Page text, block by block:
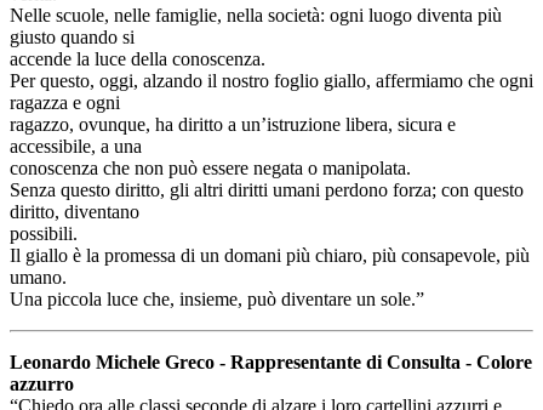
Nelle scuole, nelle famiglie, nella società: ogni luogo diventa più
giusto quando si
accende la luce della conoscenza.
Per questo, oggi, alzando il nostro foglio giallo, affermiamo che ogni
ragazza e ogni
ragazzo, ovunque, ha diritto a un’istruzione libera, sicura e
accessibile, a una
conoscenza che non può essere negata o manipolata.
Senza questo diritto, gli altri diritti umani perdono forza; con questo
diritto, diventano
possibili.
Il giallo è la promessa di un domani più chiaro, più consapevole, più
umano.
Una piccola luce che, insieme, può diventare un sole.”
Leonardo Michele Greco - Rappresentante di Consulta - Colore
azzurro